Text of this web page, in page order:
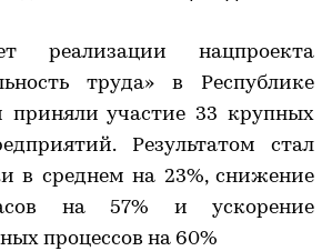
реализации нацпроекта
труда» в Республике
приняли участие 33 крупных
Результатом стал
в среднем на 23%, снижение
на 57% и ускорение
процессов на 60%